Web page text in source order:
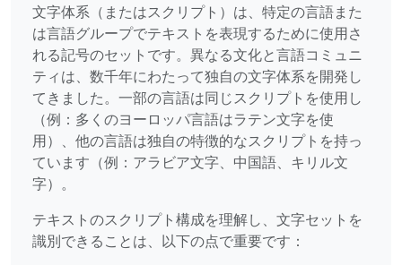
文字体系（またはスクリプト）は、特定の言語また
は言語グループでテキストを表現するために使用さ
れる記号のセットです。異なる文化と言語コミュニ
ティは、数千年にわたって独自の文字体系を開発し
てきました。一部の言語は同じスクリプトを使用し
（例：多くのヨーロッパ言語はラテン文字を使
用）、他の言語は独自の特徴的なスクリプトを持っ
ています（例：アラビア文字、中国語、キリル文
字）。
テキストのスクリプト構成を理解し、文字セットを
識別できることは、以下の点で重要です：